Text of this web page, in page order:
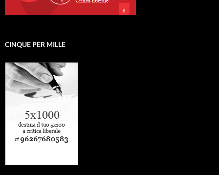
CINQUE PER MILLE